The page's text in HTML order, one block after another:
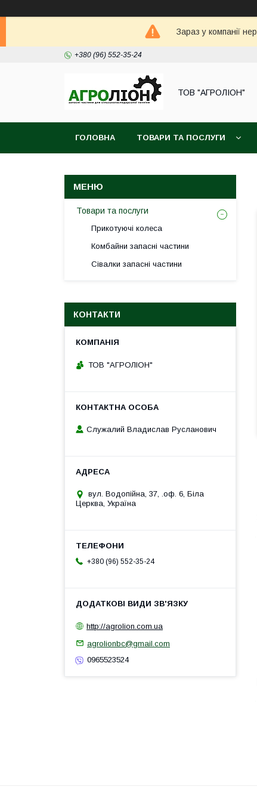
Зараз у компанії
+380 (96) 552-35-24
ТОВ "АГРОЛІОН"
ГОЛОВНА ТОВАРИ ТА ПОСЛУГИ
Товари та послуги
Прикотуючі колеса
Комбайни запасні частини
Сівалки запасні частини
КОНТАКТИ
ТОВ "АГРОЛІОН"
Служалий Владислав Русланович
вул. Водопійна, 37, .оф. 6, Біла
Церква, Україна
+380 (96) 552-35-24
http://agrolion.com.ua
agrolionbc@gmail.com
0965523524